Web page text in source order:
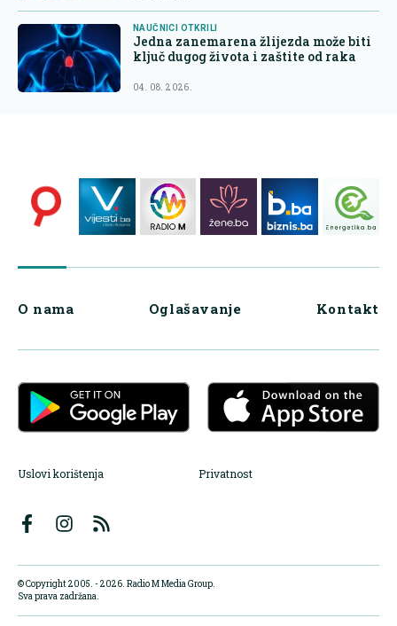
NAUČNICI OTKRILI
Jedna zanemarena žlijezda može biti
ključ dugog života i zaštite od raka
04. 08. 2026.
O nama Oglašavanje Kontakt
Uslovi korištenja Privatnost
© Copyright 2005. - 2026. Radio M Media Group.
Sva prava zadržana.